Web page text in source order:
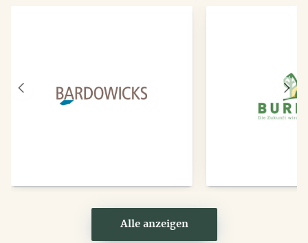
Vorheriger
Alle anzeigen